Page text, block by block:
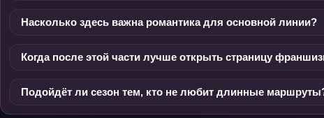
Насколько здесь важна романтика для основной линии?
Когда после этой части лучше открыть страницу
Подойдёт ли сезон тем, кто не любит длинные